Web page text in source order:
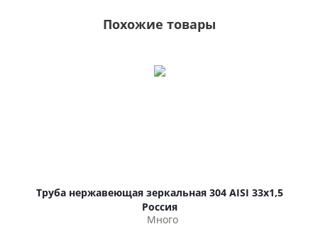
Похожие товары
Труба нержавеющая зеркальная 304 AISI 33х1,5
Россия
Много